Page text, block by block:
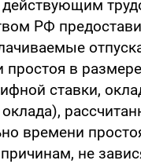
действующим
РФ
простоя в
ставки,
времени
не